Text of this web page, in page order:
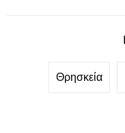
Θρησκεία